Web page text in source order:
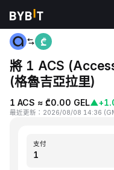
首頁 ACS to GEL
將 1 ACS
(格魯吉亞拉里)
1 ACS ≈ ₾0.00 GEL▲
最近更新 ： 2026/08/08 14:36 (
支付